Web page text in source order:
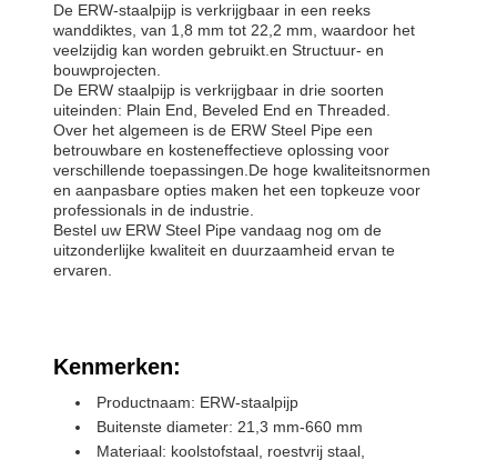
De ERW-staalpijp is verkrijgbaar in een reeks
wanddiktes, van 1,8 mm tot 22,2 mm, waardoor het
veelzijdig kan worden gebruikt.en Structuur- en
bouwprojecten.
De ERW staalpijp is verkrijgbaar in drie soorten
uiteinden: Plain End, Beveled End en Threaded.
Over het algemeen is de ERW Steel Pipe een
betrouwbare en kosteneffectieve oplossing voor
verschillende toepassingen.De hoge kwaliteitsnormen
en aanpasbare opties maken het een topkeuze voor
professionals in de industrie.
Bestel uw ERW Steel Pipe vandaag nog om de
uitzonderlijke kwaliteit en duurzaamheid ervan te
ervaren.
Kenmerken:
Productnaam: ERW-staalpijp
Buitenste diameter: 21,3 mm-660 mm
Materiaal: koolstofstaal, roestvrij staal,